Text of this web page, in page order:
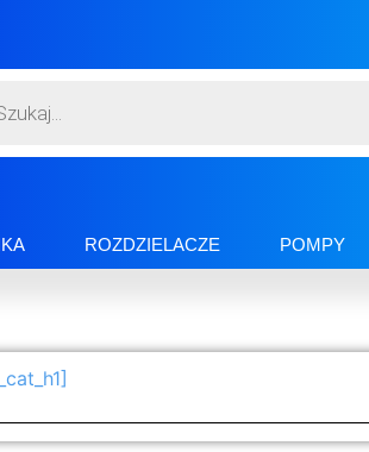
ROZDZIELACZE POMPY